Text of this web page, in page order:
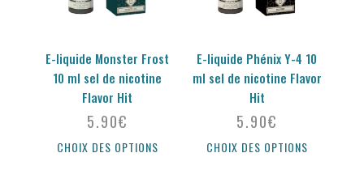
E-liquide Monster Frost
10 ml sel de nicotine
Flavor Hit
5.90€
CHOIX DES OPTIONS
E-liquide Phénix Y-4 10
ml sel de nicotine Flavor
Hit
5.90€
CHOIX DES OPTIONS